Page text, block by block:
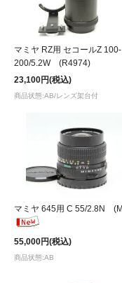
マミヤ RZ用 セコールZ 100-
200/5.2W (R4974)
23,100円(税込)
商品状態:AB/レンズ架台付
マミヤ 645用 C 55/2.8N
55,000円(税込)
商品状態:AB